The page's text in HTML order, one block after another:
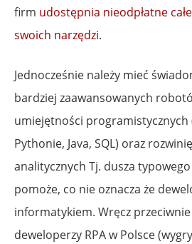
firm udostępnia nieodpłatne
swoich narzędzi.
Jednocześnie należy mieć
bardziej zaawansowanych
umiejętności programistycznych
Pythonie, Java, SQL) oraz
analitycznych Tj. dusza
pomoże, co nie oznacza że
informatykiem. Wręcz
deweloperzy RPA w Polsce